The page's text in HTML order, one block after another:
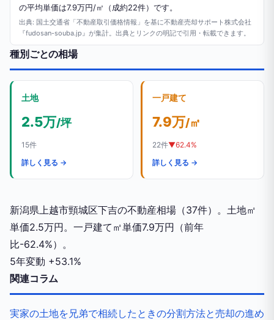
の平均単価は7.9万円/㎡（成約22件）です。
出典: 国土交通省「不動産取引価格情報」を基に不動産売却サポート株式会社
『fudosan-souba.jp』が集計。出典とリンクの明記で引用・転載できます。
種別ごとの相場
土地
2.5万/坪
15件
詳しく見る →
一戸建て
7.9万/㎡
22件▼62.4%
詳しく見る →
新潟県上越市頸城区下吉の不動産相場（37件）。土地㎡
単価2.5万円。一戸建て㎡単価7.9万円（前年
比-62.4%）。
5年変動 +53.1%
関連コラム
実家の土地を兄弟で相続したときの分割方法と売却の進め